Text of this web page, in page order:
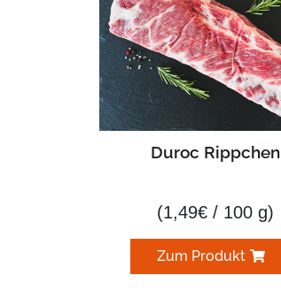
Duroc Rippchen
(1,49€ / 100 g)
Zum Produkt